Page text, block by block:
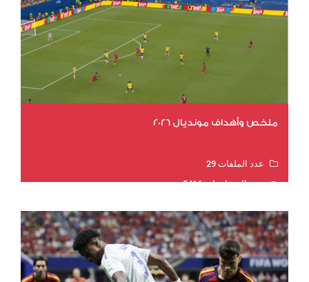
ملخص وأهداف مونديال 2026
عدد الملفات 29
عدد المشاهدات 5416